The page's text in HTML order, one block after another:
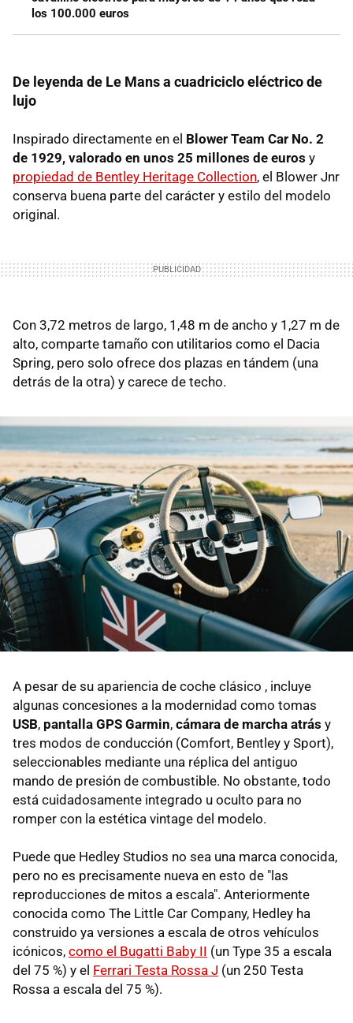
los 100.000 euros
De leyenda de Le Mans a cuadriciclo eléctrico de
lujo
Inspirado directamente en el Blower Team Car No. 2
de 1929, valorado en unos 25 millones de euros y
propiedad de Bentley Heritage Collection, el Blower Jnr
conserva buena parte del carácter y estilo del modelo
original.
Con 3,72 metros de largo, 1,48 m de ancho y 1,27 m de
alto, comparte tamaño con utilitarios como el Dacia
Spring, pero solo ofrece dos plazas en tándem (una
detrás de la otra) y carece de techo.
A pesar de su apariencia de coche clásico , incluye
algunas concesiones a la modernidad como tomas
USB, pantalla GPS Garmin, cámara de marcha atrás y
tres modos de conducción (Comfort, Bentley y Sport),
seleccionables mediante una réplica del antiguo
mando de presión de combustible. No obstante, todo
está cuidadosamente integrado u oculto para no
romper con la estética vintage del modelo.
Puede que Hedley Studios no sea una marca conocida,
pero no es precisamente nueva en esto de "las
reproducciones de mitos a escala". Anteriormente
conocida como The Little Car Company, Hedley ha
construido ya versiones a escala de otros vehículos
icónicos, como el Bugatti Baby II (un Type 35 a escala
del 75 %) y el Ferrari Testa Rossa J (un 250 Testa
Rossa a escala del 75 %).